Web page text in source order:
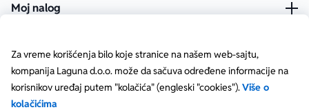
Za vreme korišćenja bilo koje stranice na našem web-sajtu,
kompanija Laguna d.o.o. može da sačuva određene informacije na
korisnikov uređaj putem "kolačića" (engleski "cookies").Više o
kolačićima
Moj nalog